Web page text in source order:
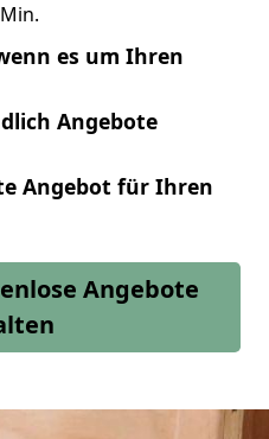
es um Ihren
Angebote
Angebot für Ihren
Angebote